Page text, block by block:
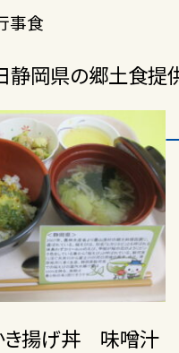
事食
静岡県の郷土食提
き揚げ丼 味噌汁